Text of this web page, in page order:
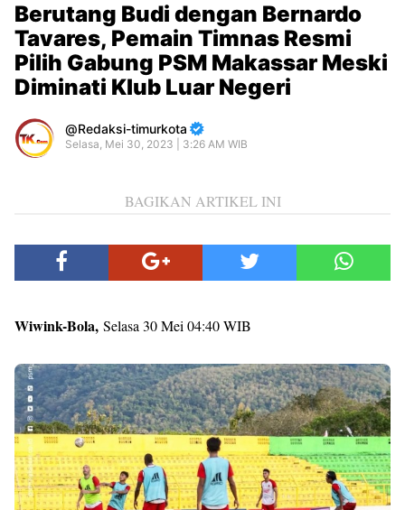
Berutang Budi dengan Bernardo
Tavares, Pemain Timnas Resmi
Pilih Gabung PSM Makassar Meski
Diminati Klub Luar Negeri
Redaksi-timurkota
Selasa, Mei 30, 2023 | 3:26 AM WIB
BAGIKAN ARTIKEL INI
Wiwink-Bola, Selasa 30 Mei 04:40 WIB